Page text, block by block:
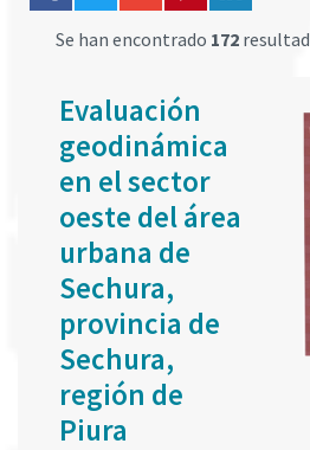
Se han encontrado 172
Evaluación
geodinámica
en el sector
oeste del área
urbana de
Sechura,
provincia de
Sechura,
región de
Piura